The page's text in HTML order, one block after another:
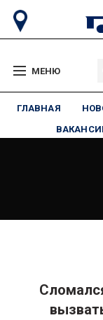
МЕНЮ
ГЛАВНАЯ